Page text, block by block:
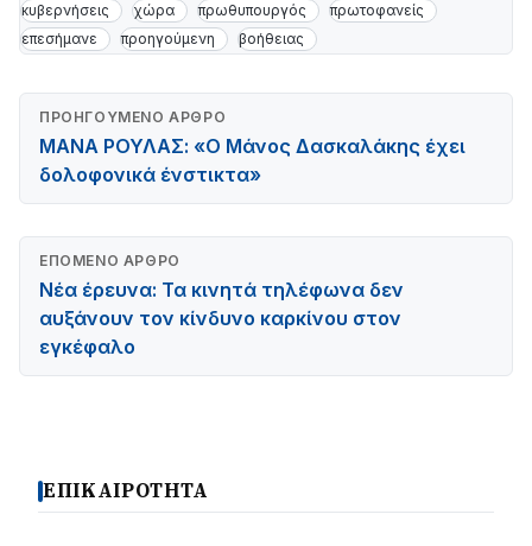
κυβερνήσεις χώρα πρωθυπουργός
πρωτοφανείς
επεσήμανε
προηγούμενη βοήθειας
ΠΡΟΗΓΟΎΜΕΝΟ ΆΡΘΡΟ
ΜΑΝΑ ΡΟΥΛΑΣ: «Ο Μάνος Δασκαλάκης έχει
δολοφονικά ένστικτα»
ΕΠΌΜΕΝΟ ΆΡΘΡΟ
Νέα έρευνα: Τα κινητά τηλέφωνα δεν
αυξάνουν τον κίνδυνο καρκίνου στον
εγκέφαλο
ΕΠΙΚΑΙΡΟΤΗΤΑ